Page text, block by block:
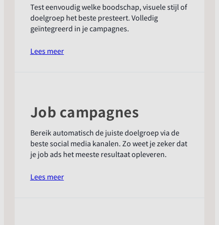
Test eenvoudig welke boodschap, visuele stijl of
doelgroep het beste presteert. Volledig
geïntegreerd in je campagnes.
Lees meer:
Job campagnes
Bereik automatisch de juiste doelgroep via de
beste social media kanalen. Zo weet je zeker dat
je job ads het meeste resultaat opleveren.
Lees meer: